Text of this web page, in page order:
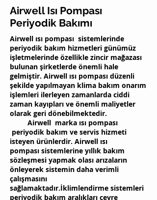
Airwell Isı Pompası
Periyodik Bakımı
Airwell ısı pompası sistemlerinde
periyodik bakım hizmetleri günümüz
işletmelerinde özellikle zincir mağazası
bulunan şirketlerde önemli hale
gelmiştir. Airwell ısı pompası düzenli
şekilde yapılmayan klima bakım onarım
işlemleri ilerleyen zamanlarda ciddi
zaman kayıpları ve önemli maliyetler
olarak geri dönebilmektedir.
Airwell marka ısı pompası
periyodik bakım ve servis hizmeti
isteyen ürünlerdir. Airwell ısı
pompası sistemlerine yıllık bakım
sözleşmesi yapmak olası arızaların
önleyerek sistemin daha verimli
çalışmasını
sağlamaktadır.İklimlendirme sistemleri
periyodik bakım aralıkları çevre